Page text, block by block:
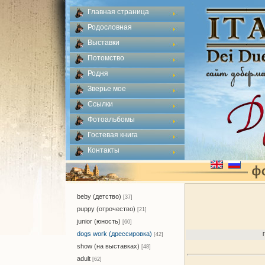
Главная страница
Родословная
Выставки
Потомство
Родня
Зверье мое
Ссылки
Фотоальбомы
Гостевая книга
Контакты
beby (детство) [37]
puppy (отрочество) [21]
junior (юность) [60]
dogs work (дрессировка) [42]
show (на выставках) [48]
adult [62]